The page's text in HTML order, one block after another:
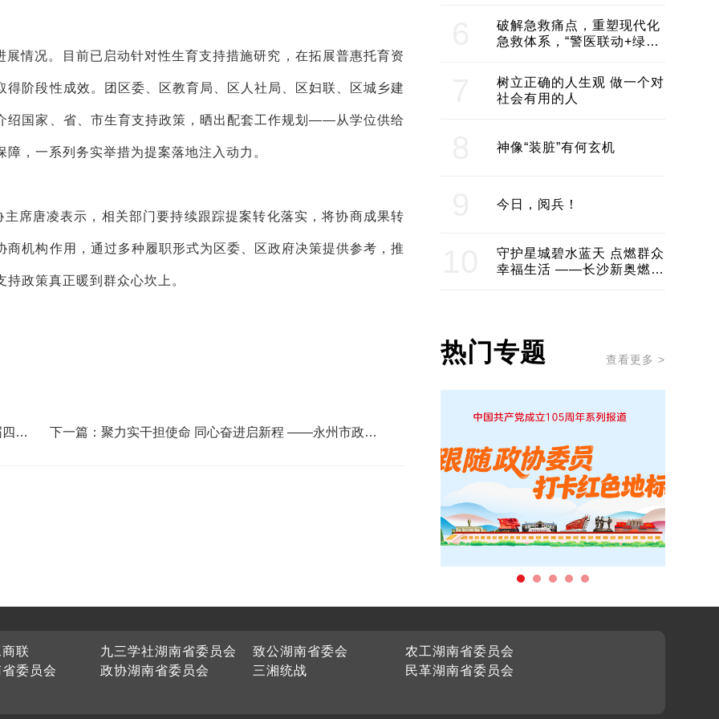
情况。目前已启动针对性生育支持措施研究，在拓展普惠托育资
阶段性成效。团区委、区教育局、区人社局、区妇联、区城乡建
绍国家、省、市生育支持政策，晒出配套工作规划——从学位供给
，一系列务实举措为提案落地注入动力。
席唐凌表示，相关部门要持续跟踪提案转化落实，将协商成果转
机构作用，通过多种履职形式为区委、区政府决策提供参考，推
政策真正暖到群众心坎上。
中
下一篇：聚力实干担使命 同心奋进启新程 ——永州市政协2
建医美产业良性生态圈
破解急救痛点，重塑现代化
急救体系，“警医联动+绿波
树立正确的人生观 做一个对
社会有用的人
神像“装脏”有何玄机
今日，阅兵！
守护星城碧水蓝天 点燃群众
幸福生活 ——长沙新奥燃气
热门专题 查看更多 >
联 九三学社湖南省委员会 致公湖南省委会
农工湖南省委员会
委员会
政协湖南省委员会 三湘统战 民革湖南省委员会